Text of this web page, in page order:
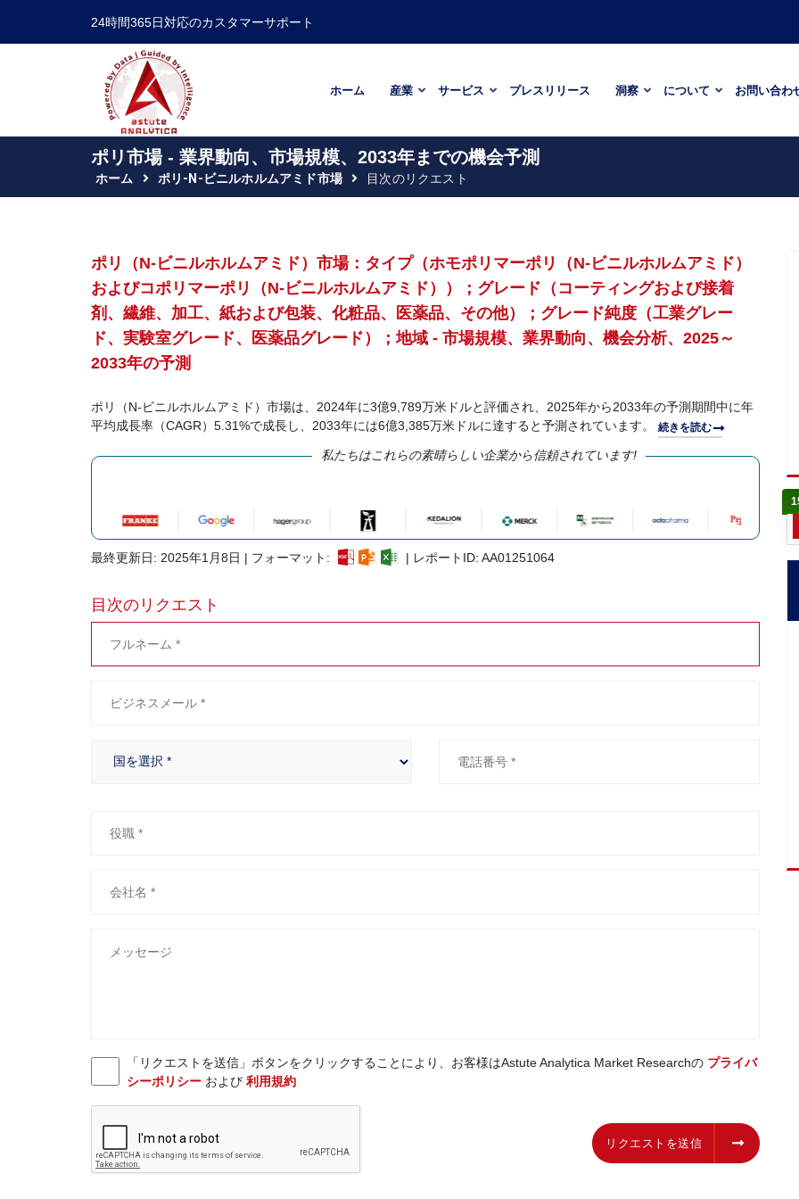
24時間365日対応のカスタマーサポート
ホーム 産業 サービス プレスリリース 洞察 について お問い合わ
ポリ市場 - 業界動向、市場規模、2033年までの機会予測
ホーム ポリ-N-ビニルホルムアミド市場 目次のリクエスト
ポリ（N-ビニルホルムアミド）市場：タイプ（ホモポリマーポリ（N-ビニルホルムアミド）
およびコポリマーポリ（N-ビニルホルムアミド））；グレード（コーティングおよび接着
剤、繊維、加工、紙および包装、化粧品、医薬品、その他）；グレード純度（工業グレー
ド、実験室グレード、医薬品グレード）；地域 - 市場規模、業界動向、機会分析、2025～
2033年の予測
ポリ（N-ビニルホルムアミド）市場は、2024年に3億9,789万米ドルと評価され、2025年から2033年の予測期間中に年
平均成長率（CAGR）5.31%で成長し、2033年には6億3,385万米ドルに達すると予測されています。 続きを読む
私たちはこれらの素晴らしい企業から信頼されています!
最終更新日: 2025年1月8日 | フォーマット: | レポートID: AA01251064
目次のリクエスト
「リクエストを送信」ボタンをクリックすることにより、お客様はAstute Analytica Market Researchの プライバ
シーポリシーおよび 利用規約
リクエストを送信